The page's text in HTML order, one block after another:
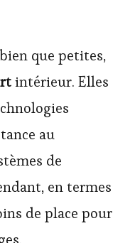
que petites,
intérieur. Elles
au
de
en termes
de place pour